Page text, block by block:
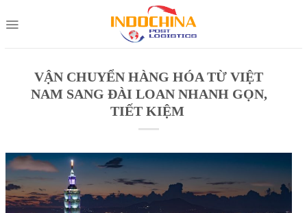
to
VẬN CHUYỂN HÀNG HÓA TỪ VIỆT
NAM SANG ĐÀI LOAN NHANH GỌN,
TIẾT KIỆM